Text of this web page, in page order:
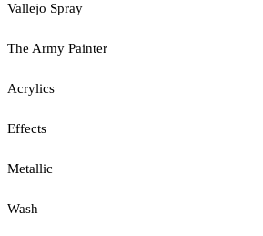
Vallejo Spray
The Army Painter
Acrylics
Effects
Metallic
Wash